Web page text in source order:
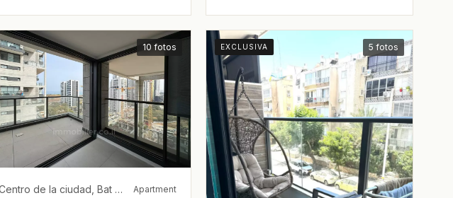
10 fotos
Centro de la ciudad, Bat Yam Apartment
EXCLUSIVA 5 fotos